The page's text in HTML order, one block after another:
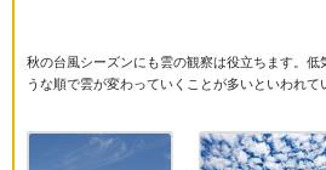
秋の台風シーズンにも雲の観察は役立ちます。低
うな順で雲が変わっていくことが多いといわれて